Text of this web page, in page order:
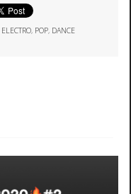
ELECTRO, POP, DANCE